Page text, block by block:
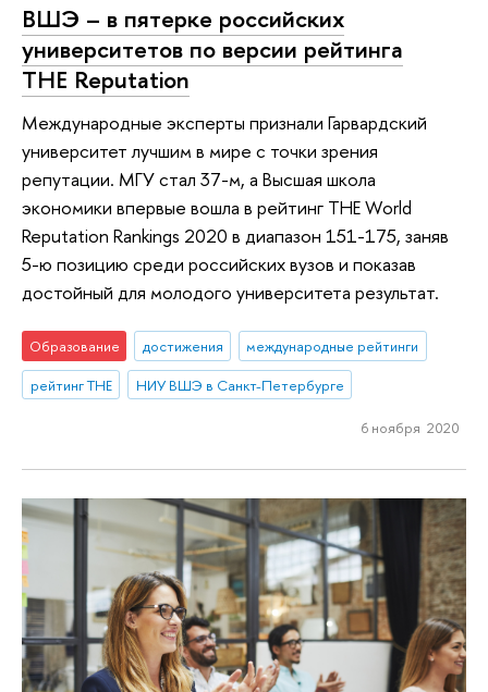
ВШЭ – в пятерке российских
университетов по версии рейтинга
THE Reputation
Международные эксперты признали Гарвардский
университет лучшим в мире с точки зрения
репутации. МГУ стал 37-м, а Высшая школа
экономики впервые вошла в рейтинг THE World
Reputation Rankings 2020 в диапазон 151-175, заняв
5-ю позицию среди российских вузов и показав
достойный для молодого университета результат.
Образование достижения
международные рейтинги
рейтинг THE
НИУ ВШЭ в Санкт-Петербурге
6 ноября 2020